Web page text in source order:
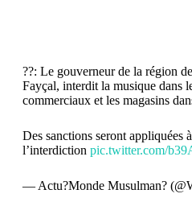
??: Le gouverneur de la région
Fayçal, interdit la musique dans
commerciaux et les magasins
Des sanctions seront appliquées
l’interdiction pic.twitter.com/
— Actu?Monde Musulman?